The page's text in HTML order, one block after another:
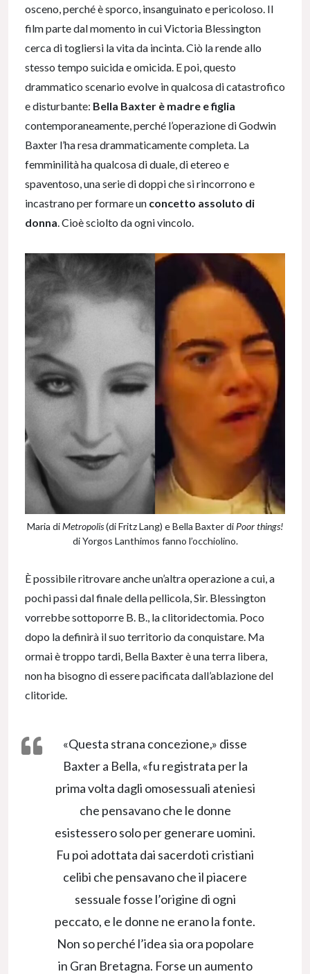
osceno, perché è sporco, insanguinato e pericoloso. Il
film parte dal momento in cui Victoria Blessington
cerca di togliersi la vita da incinta. Ciò la rende allo
stesso tempo suicida e omicida. E poi, questo
drammatico scenario evolve in qualcosa di catastrofico
e disturbante: Bella Baxter è madre e figlia
contemporaneamente, perché l’operazione di Godwin
Baxter l’ha resa drammaticamente completa. La
femminilità ha qualcosa di duale, di etereo e
spaventoso, una serie di doppi che si rincorrono e
incastrano per formare un concetto assoluto di
donna. Cioè sciolto da ogni vincolo.
Maria diMetropolis(di Fritz Lang) e Bella Baxter di Poor things!
di Yorgos Lanthimos fanno l’occhiolino.
È possibile ritrovare anche un’altra operazione a cui, a
pochi passi dal finale della pellicola, Sir. Blessington
vorrebbe sottoporre B. B., la clitoridectomia. Poco
dopo la definirà il suo territorio da conquistare. Ma
ormai è troppo tardi, Bella Baxter è una terra libera,
non ha bisogno di essere pacificata dall’ablazione del
clitoride.
«Questa strana concezione,» disse
Baxter a Bella, «fu registrata per la
prima volta dagli omosessuali ateniesi
che pensavano che le donne
esistessero solo per generare uomini.
Fu poi adottata dai sacerdoti cristiani
celibi che pensavano che il piacere
sessuale fosse l’origine di ogni
peccato, e le donne ne erano la fonte.
Non so perché l’idea sia ora popolare
in Gran Bretagna. Forse un aumento